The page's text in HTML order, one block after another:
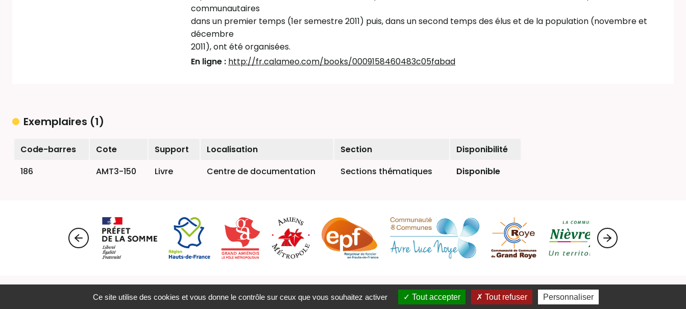
communautaires
dans un premier temps (1er semestre 2011) puis, dans un second temps des élus et de la population (novembre et
décembre
2011), ont été organisées.
En ligne : http://fr.calameo.com/books/0009158460483c05fabad
Exemplaires (1)
Liste des exemplaires
Code-barres Cote Support Localisation Section
Disponibilité
186
AMT3-150 Livre Centre de documentation Sections thématiques Disponible
Mentions légalesCataloguePMB ServicesPlan du siteContactFlux RSS
Ce site utilise des cookies et vous donne le contrôle sur ceux que vous souhaitez activer Tout accepter Tout refuser Personnaliser